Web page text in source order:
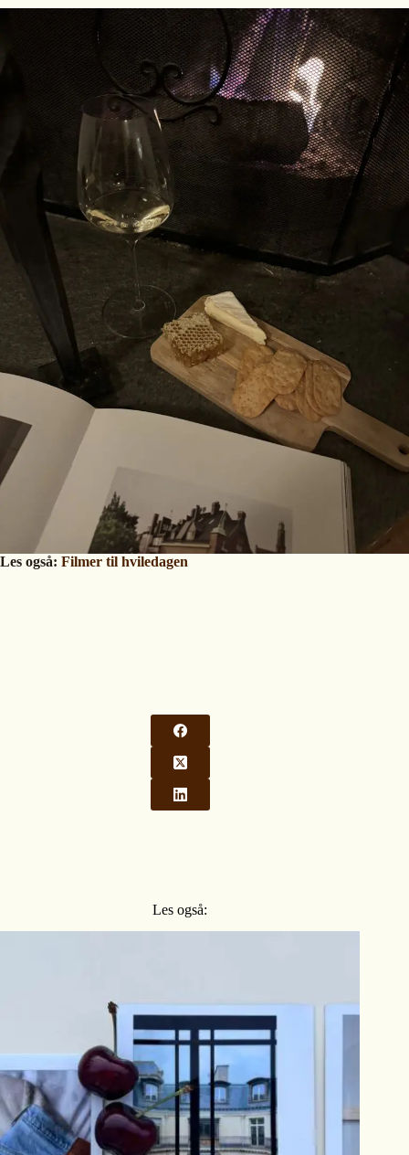
Les også: Filmer til hviledagen
Les også: